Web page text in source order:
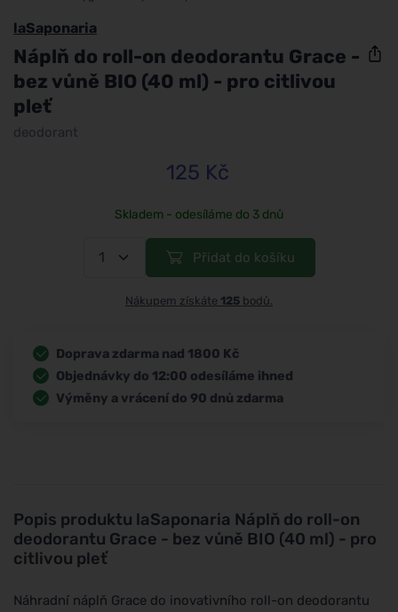
Popis produktu laSaponaria Náplň do roll-on
deodorantu Grace - bez vůně BIO (40 ml) - pro
citlivou pleť
Náhradní náplň Grace do inovativního roll-on deodorantu
laSaponaria
Náplň do roll-on deodorantu Grace -
bez vůně BIO (40 ml) - pro citlivou
pleť
deodorant
125 Kč
Skladem - odesíláme do 3 dnů
Přidat do košíku
Nákupem získáte 125 bodů.
Doprava zdarma nad 1800 Kč
Objednávky do 12:00 odesíláme ihned
Výměny a vrácení do 90 dnů zdarma